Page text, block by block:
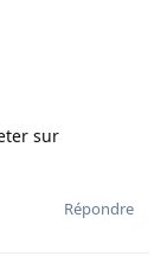
sur
Répondre